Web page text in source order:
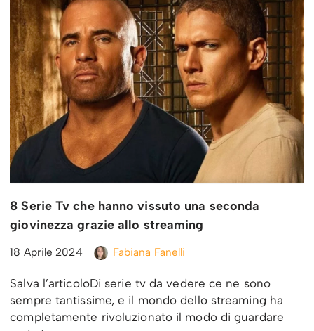
8 Serie Tv che hanno vissuto una seconda
giovinezza grazie allo streaming
18 Aprile 2024 Fabiana Fanelli
Salva l’articoloDi serie tv da vedere ce ne sono
sempre tantissime, e il mondo dello streaming ha
completamente rivoluzionato il modo di guardare